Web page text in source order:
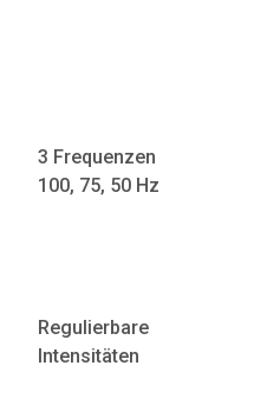
3 Frequenzen
100, 75, 50 Hz
Regulierbare
Intensitäten